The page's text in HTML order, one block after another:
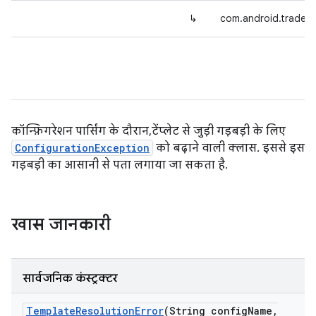
↳
कॉन्फ़िगरेशन पार्सिंग के दौरान, टेंप्लेट से जुड़ी गड़बड़ी के लिए
ConfigurationException को बढ़ाने वाली क्लास. इससे इस
गड़बड़ी का आसानी से पता लगाया जा सकता है.
खास जानकारी
सार्वजनिक कंस्ट्रक्टर
TemplateResolutionError(String configName ,